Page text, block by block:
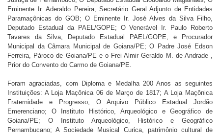
Eminente Ir. Aderaldo Pereira, Secretário Geral Adjunto de Entidades
Paramaçônicas do GOB; O Eminente Ir. José Alves da Silva Filho,
Deputado Estadual da PAEL/GOPE; O Venerável Ir. Paulo Roberto
Tavares da Silva, Deputado Estadual PAEL/GOPE, e Procurador
Municipal da Câmara Municipal de Goiana/PE; O Padre José Edson
Ferreira, Pároco de Goiana/PE e o Frei Almir Geraldo M. de Andrade ,
Prior do Convento do Carmo de Goiana/PE.
Foram agraciadas, com Diploma e Medalha 200 Anos as seguintes
Instituições: A Loja Maçônica 06 de Março de 1817; A Loja Maçônica
Fraternidade e Progresso; O Arquivo Público Estadual Jordão
Emerenciano; O Instituto Histórico, Arqueológico e Geográfico de
Goiana/PE; O Instituto Arqueológico, Histórico e Geográfico
Pernambucano; A Sociedade Musical Curica, patrimônio cultural de